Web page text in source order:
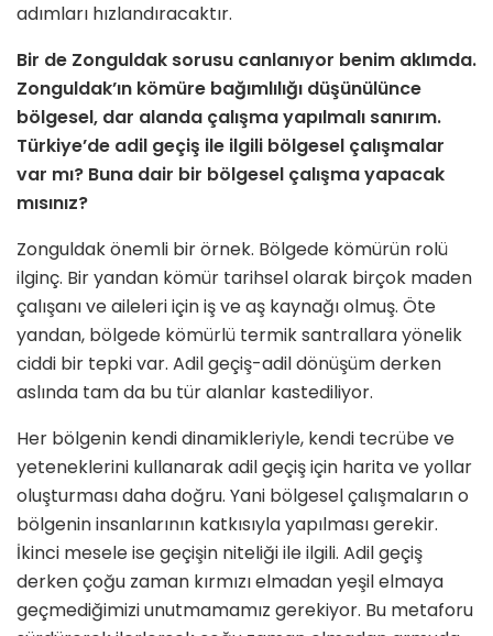
adımları hızlandıracaktır.
Bir de Zonguldak sorusu canlanıyor benim aklımda.
Zonguldak’ın kömüre bağımlılığı düşünülünce
bölgesel, dar alanda çalışma yapılmalı sanırım.
Türkiye’de adil geçiş ile ilgili bölgesel çalışmalar
var mı? Buna dair bir bölgesel çalışma yapacak
mısınız?
Zonguldak önemli bir örnek. Bölgede kömürün rolü
ilginç. Bir yandan kömür tarihsel olarak birçok maden
çalışanı ve aileleri için iş ve aş kaynağı olmuş. Öte
yandan, bölgede kömürlü termik santrallara yönelik
ciddi bir tepki var. Adil geçiş-adil dönüşüm derken
aslında tam da bu tür alanlar kastediliyor.
Her bölgenin kendi dinamikleriyle, kendi tecrübe ve
yeteneklerini kullanarak adil geçiş için harita ve yollar
oluşturması daha doğru. Yani bölgesel çalışmaların o
bölgenin insanlarının katkısıyla yapılması gerekir.
İkinci mesele ise geçişin niteliği ile ilgili. Adil geçiş
derken çoğu zaman kırmızı elmadan yeşil elmaya
geçmediğimizi unutmamamız gerekiyor. Bu metaforu